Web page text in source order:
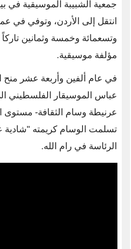
جمعية الشبيبة الموسيقية في
انتقل إلى الأردن، وتوفي في
وتسعمائة وخمسة وثمانين تاركاً
مؤلفة موسيقية.
في عام ألفين وأربعة عشر منح
عباس الموسيقار الفلسطيني
عرنيطة وسام الثقافة- مستوى
تسلمت الوسام كريمته "شادية
الرئاسة في رام الله.